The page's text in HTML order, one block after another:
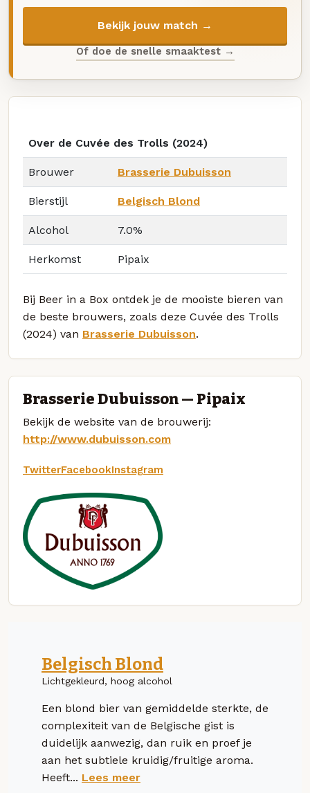
Bekijk jouw match →
Of doe de snelle smaaktest →
Over de Cuvée des Trolls (2024)
Brouwer Brasserie Dubuisson
Bierstijl Belgisch Blond
Alcohol 7.0%
Herkomst Pipaix
Bij Beer in a Box ontdek je de mooiste bieren van
de beste brouwers, zoals deze Cuvée des Trolls
(2024) van Brasserie Dubuisson.
Brasserie Dubuisson — Pipaix
Bekijk de website van de brouwerij:
http://www.dubuisson.com
TwitterFacebookInstagram
Belgisch Blond
Lichtgekleurd, hoog alcohol
Een blond bier van gemiddelde sterkte, de
complexiteit van de Belgische gist is
duidelijk aanwezig, dan ruik en proef je
aan het subtiele kruidig/fruitige aroma.
Heeft... Lees meer